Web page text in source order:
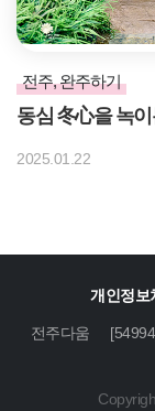
전주, 완주하기
동심 冬心을 녹
2025.01.22
개인정보
전주다움